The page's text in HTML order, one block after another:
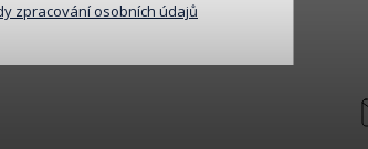
zpracování osobních údajů